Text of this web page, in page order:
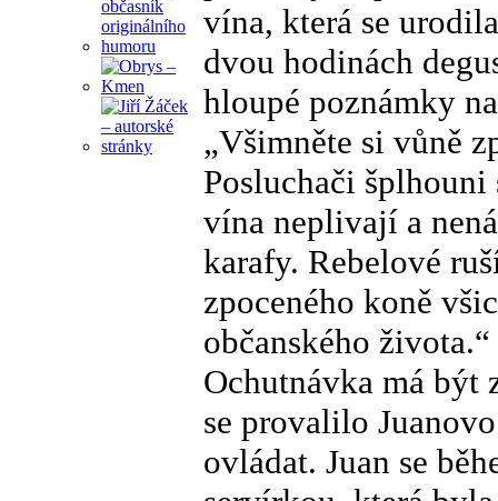
vína, která se
dvou hodinách
hloupé poznámky
„Všimněte si vůně
Posluchači
vína neplivají a
karafy. Rebelové
zpoceného koně
občanského života.“
Ochutnávka má být
se provalilo
ovládat. Juan se